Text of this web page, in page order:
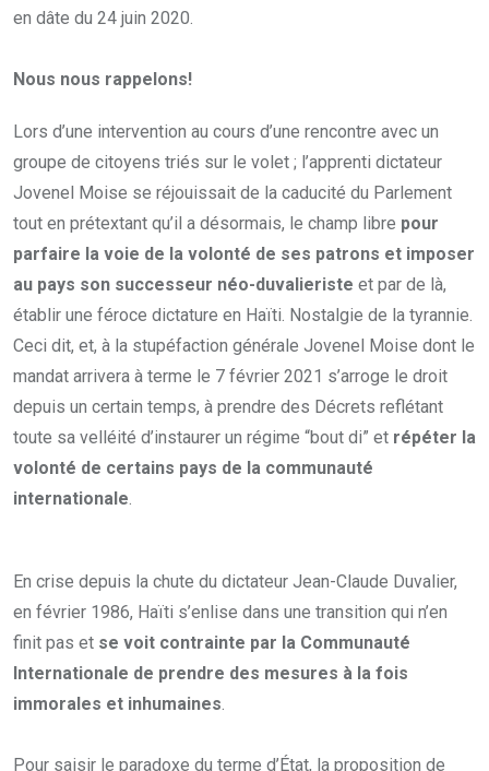
en dâte du 24 juin 2020.
Nous nous rappelons!
Lors d’une intervention au cours d’une rencontre avec un
groupe de citoyens triés sur le volet ; l’apprenti dictateur
Jovenel Moise se réjouissait de la caducité du Parlement
tout en prétextant qu’il a désormais, le champ libre pour
parfaire la voie de la volonté de ses patrons et imposer
au pays son successeur néo-duvalieriste et par de là,
établir une féroce dictature en Haïti. Nostalgie de la tyrannie.
Ceci dit, et, à la stupéfaction générale Jovenel Moise dont le
mandat arrivera à terme le 7 février 2021 s’arroge le droit
depuis un certain temps, à prendre des Décrets reflétant
toute sa velléité d’instaurer un régime “bout di” et répéter la
volonté de certains pays de la communauté
internationale.
En crise depuis la chute du dictateur Jean-Claude Duvalier,
en février 1986, Haïti s’enlise dans une transition qui n’en
finit pas et se voit contrainte par la Communauté
Internationale de prendre des mesures à la fois
immorales et inhumaines.
Pour saisir le paradoxe du terme d’État, la proposition de